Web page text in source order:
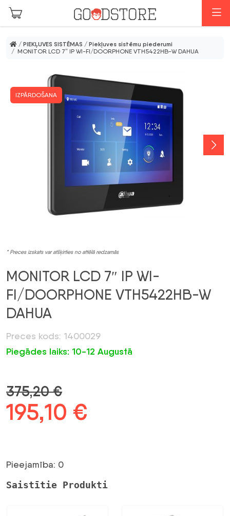
Skip to main content
/ PIEKĻUVES SISTĒMAS / Piekļuves sistēmu piederumi
/ MONITOR LCD 7″ IP WI-FI/DOORPHONE VTH5422HB-W DAHUA
IZPĀRDOŠANA
* Preces izskats var atšķirties no attēlā redzamās
MONITOR LCD 7″ IP WI-
FI/DOORPHONE VTH5422HB-W
DAHUA
Preces kods: 1400029
Piegādes laiks: 10-12 Augustā
375,20€
Sākotnējā
bija:
375,20 €.
195,10 €
195,10 €.
Pieejamība: 0
Saistītie Produkti